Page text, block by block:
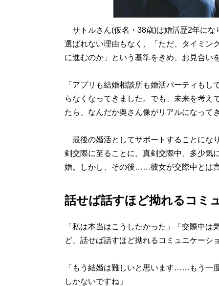
サトルさん(仮名・38歳)は婚活歴2年にな
選ばれない理由もなく、「ただ、タイミン
に進むのか」という基準をきめ、お見合い
「アプリも結婚相談所も婚活パーティも
らなくなってきました。でも、未来を考え
たら、なんだか奥さん像がリアルになって
最後の婚活としてサポートすることにな
剣交際に至ることに。真剣交際中、多少気
婚。しかし、その後……彼女が交際中とは
話せば話すほど拗れるコミ
「私は本当はこうしたかった」「交際中
ど、話せば話すほど拗れるコミュニケーシ
「もう結婚は難しいと思います……もう一
しかないですね」